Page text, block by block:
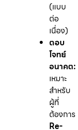
(แบบ
ต่อ
เนื่อง)
ตอบ
โจทย์
อนาคต:
เหมาะ
สำหรับ
ผู้ที่
ต้องการ
Re-